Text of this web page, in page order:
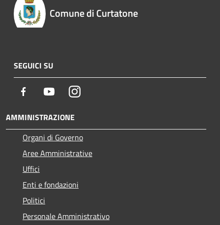
Comune di Curtatone
SEGUICI SU
Facebook YoutubeInstagram
AMMINISTRAZIONE
Organi di Governo
Aree Amministrative
Uffici
Enti e fondazioni
Politici
Personale Amministrativo